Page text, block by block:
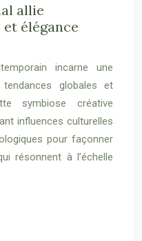
allie
élégance
incarne une
globales et
symbiose créative
influences culturelles
pour façonner
résonnent à l’échelle